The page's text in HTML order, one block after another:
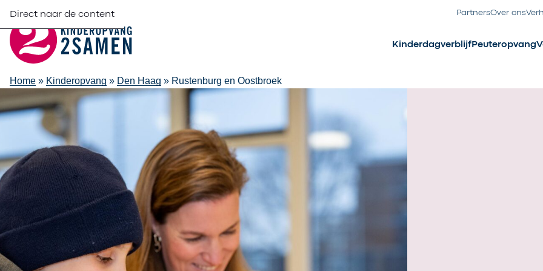
Direct naar de content PartnersOver ons
Kinderdagverblijf Peuteropvang
Home » Kinderopvang » Den Haag » Rustenburg en Oostbroek
Kinderopvang in
Rustenburg en
Oostbroek
Rustenburg en Oostbroek is een dynamische, stadse woonwijk bij het Zuiderpark in het